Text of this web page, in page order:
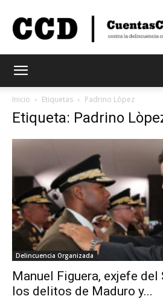
Digital
Inicio Etiquetas Padrino Lòpez
Etiqueta: Padrino
Delincuencia Organizada
Manuel Figuera, exjefe del
los delitos de Maduro y...